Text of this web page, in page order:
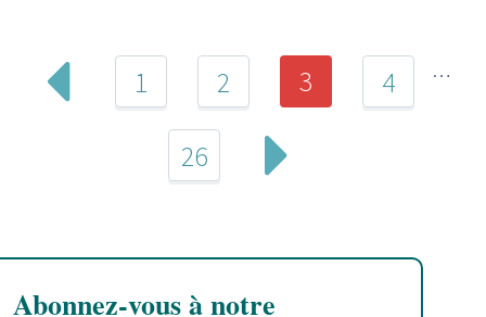
1 2 3 4 …
26
Abonnez-vous à notre